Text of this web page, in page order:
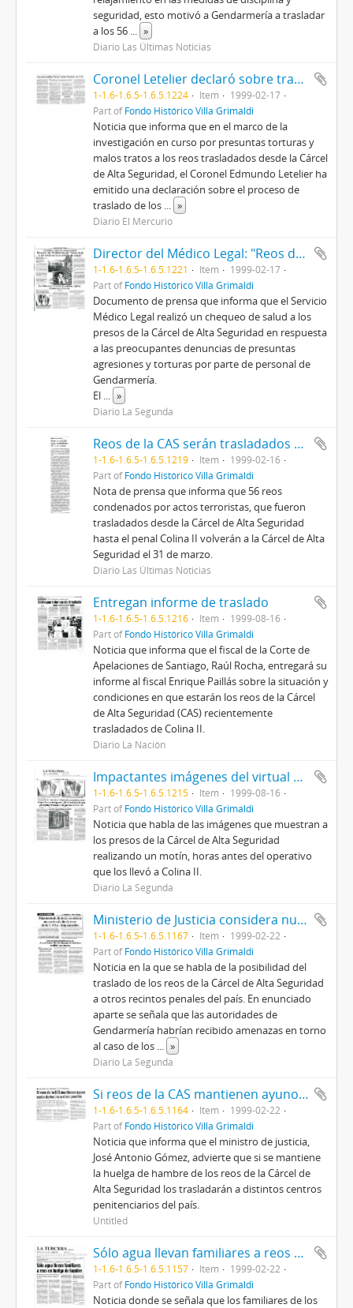
seguridad, esto motivó a Gendarmería a trasladar
a los 56 ... »
Diario Las Últimas Noticias
Coronel Letelier declaró sobre traslado de la CAS
1-1.6-1.6.5-1.6.5.1224 Item
1999-02-17
Part ofFondo Histórico Villa Grimaldi
Noticia que informa que en el marco de la
investigación en curso por presuntas torturas y
malos tratos a los reos trasladados desde la Cárcel
de Alta Seguridad, el Coronel Edmundo Letelier ha
emitido una declaración sobre el proceso de
traslado de los ... »
Diario El Mercurio
Director del Médico Legal: "Reos de la CAS están en buen estado de salud"
1-1.6-1.6.5-1.6.5.1221 Item
1999-02-17
Part ofFondo Histórico Villa Grimaldi
Documento de prensa que informa que el Servicio
Médico Legal realizó un chequeo de salud a los
presos de la Cárcel de Alta Seguridad en respuesta
a las preocupantes denuncias de presuntas
agresiones y torturas por parte de personal de
Gendarmería.
El ... »
Diario La Segunda
Reos de la CAS serán trasladados el 31 de marzo
1-1.6-1.6.5-1.6.5.1219 Item
1999-02-16
Part ofFondo Histórico Villa Grimaldi
Nota de prensa que informa que 56 reos
condenados por actos terroristas, que fueron
trasladados desde la Cárcel de Alta Seguridad
hasta el penal Colina II volverán a la Cárcel de Alta
Seguridad el 31 de marzo.
Diario Las Últimas Noticias
Entregan informe de traslado
1-1.6-1.6.5-1.6.5.1216 Item
1999-08-16
Part ofFondo Histórico Villa Grimaldi
Noticia que informa que el fiscal de la Corte de
Apelaciones de Santiago, Raúl Rocha, entregará su
informe al fiscal Enrique Paillás sobre la situación y
condiciones en que estarán los reos de la Cárcel
de Alta Seguridad (CAS) recientemente
trasladados de Colina II.
Diario La Nación
Impactantes imágenes del virtual motín que precipitó el traslado de presos de la CAS
1-1.6-1.6.5-1.6.5.1215 Item
1999-08-16
Part ofFondo Histórico Villa Grimaldi
Noticia que habla de las imágenes que muestran a
los presos de la Cárcel de Alta Seguridad
realizando un motín, horas antes del operativo
que los llevó a Colina II.
Diario La Segunda
Ministerio de Justicia considera nuevo traslado de reos de la CAS a otras cárceles
1-1.6-1.6.5-1.6.5.1167 Item
1999-02-22
Part ofFondo Histórico Villa Grimaldi
Noticia en la que se habla de la posibilidad del
traslado de los reos de la Cárcel de Alta Seguridad
a otros recintos penales del país. En enunciado
aparte se señala que las autoridades de
Gendarmería habrían recibido amenazas en torno
al caso de los ... »
Diario La Segunda
Si reos de la CAS mantienen ayuno serán derivados a otros penales
1-1.6-1.6.5-1.6.5.1164 Item
1999-02-22
Part ofFondo Histórico Villa Grimaldi
Noticia que informa que el ministro de justicia,
José Antonio Gómez, advierte que si se mantiene
la huelga de hambre de los reos de la Cárcel de
Alta Seguridad los trasladarán a distintos centros
penitenciarios del país.
Untitled
Sólo agua llevan familiares a reos en huelga de hambre
1-1.6-1.6.5-1.6.5.1157 Item
1999-02-22
Part ofFondo Histórico Villa Grimaldi
Noticia donde se señala que los familiares de los